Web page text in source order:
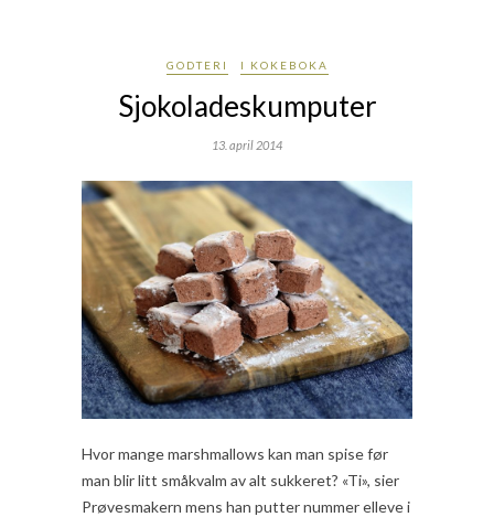
GODTERI I KOKEBOKA
Sjokoladeskumputer
13. april 2014
Hvor mange marshmallows kan man spise før
man blir litt småkvalm av alt sukkeret? «Ti», sier
Prøvesmakern mens han putter nummer elleve i